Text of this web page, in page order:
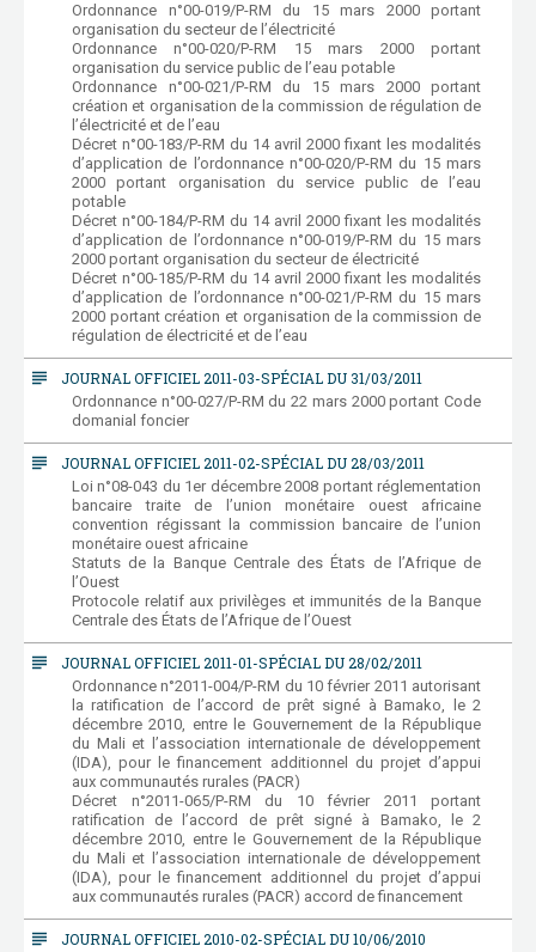
Ordonnance n°00-019/P-RM du 15 mars 2000 portant
organisation du secteur de l’électricité
Ordonnance n°00-020/P-RM 15 mars 2000 portant
organisation du service public de l’eau potable
Ordonnance n°00-021/P-RM du 15 mars 2000 portant
création et organisation de la commission de régulation de
l’électricité et de l’eau
Décret n°00-183/P-RM du 14 avril 2000 fixant les modalités
d’application de l’ordonnance n°00-020/P-RM du 15 mars
2000 portant organisation du service public de l’eau
potable
Décret n°00-184/P-RM du 14 avril 2000 fixant les modalités
d’application de l’ordonnance n°00-019/P-RM du 15 mars
2000 portant organisation du secteur de électricité
Décret n°00-185/P-RM du 14 avril 2000 fixant les modalités
d’application de l’ordonnance n°00-021/P-RM du 15 mars
2000 portant création et organisation de la commission de
régulation de électricité et de l’eau
subject JOURNAL OFFICIEL 2011-03-SPÉCIAL DU 31/03/2011
Ordonnance n°00-027/P-RM du 22 mars 2000 portant Code
domanial foncier
subject JOURNAL OFFICIEL 2011-02-SPÉCIAL DU 28/03/2011
Loi n°08-043 du 1er décembre 2008 portant réglementation
bancaire traite de l’union monétaire ouest africaine
convention régissant la commission bancaire de l’union
monétaire ouest africaine
Statuts de la Banque Centrale des États de l’Afrique de
l’Ouest
Protocole relatif aux privilèges et immunités de la Banque
Centrale des États de l’Afrique de l’Ouest
subject JOURNAL OFFICIEL 2011-01-SPÉCIAL DU 28/02/2011
Ordonnance n°2011-004/P-RM du 10 février 2011 autorisant
la ratification de l’accord de prêt signé à Bamako, le 2
décembre 2010, entre le Gouvernement de la République
du Mali et l’association internationale de développement
(IDA), pour le financement additionnel du projet d’appui
aux communautés rurales (PACR)
Décret n°2011-065/P-RM du 10 février 2011 portant
ratification de l’accord de prêt signé à Bamako, le 2
décembre 2010, entre le Gouvernement de la République
du Mali et l’association internationale de développement
(IDA), pour le financement additionnel du projet d’appui
aux communautés rurales (PACR) accord de financement
subject JOURNAL OFFICIEL 2010-02-SPÉCIAL DU 10/06/2010